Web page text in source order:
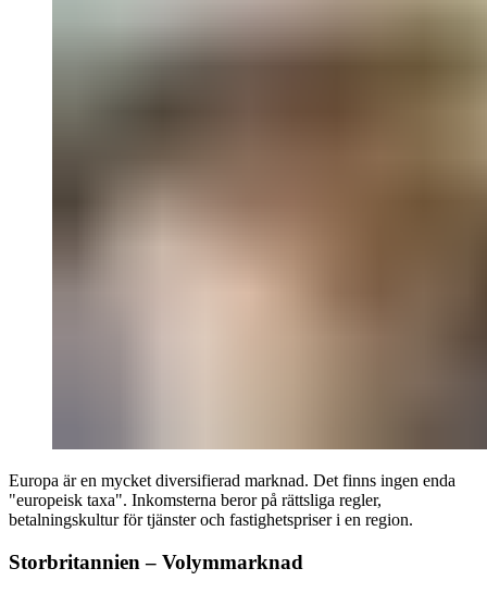
Europa är en mycket diversifierad marknad. Det finns ingen enda
"europeisk taxa". Inkomsterna beror på rättsliga regler,
betalningskultur för tjänster och fastighetspriser i en region.
Storbritannien – Volymmarknad